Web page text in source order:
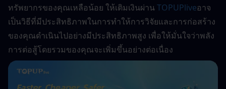
ทรัพยากรของคุณเหลือน้อย ให้เติมเงินผ่าน TOPUPliveอาจ
เป็นวิธีที่มีประสิทธิภาพในการทำให้การวิจัยและการก่อสร้าง
ของคุณดำเนินไปอย่างมีประสิทธิภาพสูง เพื่อให้มั่นใจว่าพลัง
การต่อสู้โดยรวมของคุณจะเพิ่มขึ้นอย่างต่อเนื่อง